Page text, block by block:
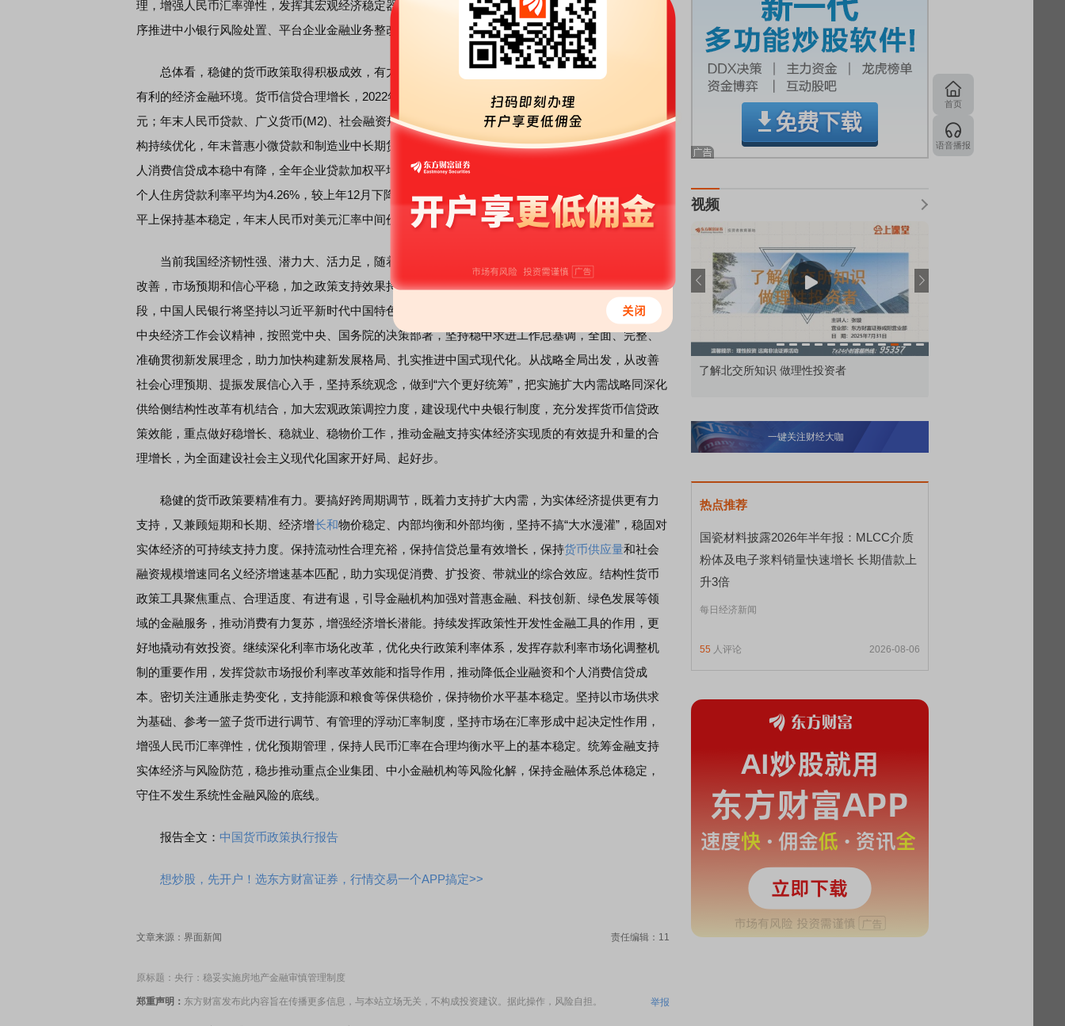
理，增强人民币汇率弹性，发挥其宏观经济稳定器功能。
防范化解金融风险取得新成果。稳妥有
序推进中小银行风险处置、平台企业金融业务整改等工作，金融稳定保障体系不断健全。
总体看，稳健的货币政策取得积极成效，有力支持经济回稳向好，为党的二十大胜利召开创造了
有利的经济金融环境。货币信贷合理增长，2022年新增人民币贷款21.31万亿元，同比多增1.36万亿
元；年末人民币贷款、广义货币(M2)、社会融资规模存量同比分别增长11.1%、11.8%和9.6%。信贷结
构持续优化，年末普惠小微贷款和制造业中长期贷款余额同比分别增长23.8%和36.7%。企业融资和个
人消费信贷成本稳中有降，全年企业贷款加权平均利率为4.17%，同比下降0.34个百分点，12月新发放
个人住房贷款利率平均为4.26%，较上年12月下降1.37个百分点。人民币汇率双向浮动，在合理均衡水
平上保持基本稳定，年末人民币对美元汇率中间价为6.9646元。
当前我国经济韧性强、潜力大、活力足，随着疫情防控进入新的阶段，消费环境、消费秩序逐步
改善，市场预期和信心平稳，加之政策支持效果持续显现，2023年经济运行有望总体回升。下一阶
段，中国人民银行将坚持以习近平新时代中国特色社会主义思想为指导，深入学习贯彻党的二十大和
中央经济工作会议精神，按照党中央、国务院的决策部署，坚持稳中求进工作总基调，全面、完整、
准确贯彻新发展理念，助力加快构建新发展格局、扎实推进中国式现代化。从战略全局出发，从改善
社会心理预期、提振发展信心入手，坚持系统观念，做到“六个更好统筹”，把实施扩大内需战略同深化
供给侧结构性改革有机结合，加大宏观政策调控力度，建设现代中央银行制度，充分发挥货币信贷政
策效能，重点做好稳增长、稳就业、稳物价工作，推动金融支持实体经济实现质的有效提升和量的合
理增长，为全面建设社会主义现代化国家开好局、起好步。
稳健的货币政策要精准有力。要搞好跨周期调节，既着力支持扩大内需，为实体经济提供更有力
支持，又兼顾短期和长期、经济增长和物价稳定、内部均衡和外部均衡，坚持不搞“大水漫灌”，稳固对
实体经济的可持续支持力度。保持流动性合理充裕，保持信贷总量有效增长，保持货币供应量和社会
融资规模增速同名义经济增速基本匹配，助力实现促消费、扩投资、带就业的综合效应。结构性货币
政策工具聚焦重点、合理适度、有进有退，引导金融机构加强对普惠金融、科技创新、绿色发展等领
域的金融服务，推动消费有力复苏，增强经济增长潜能。持续发挥政策性开发性金融工具的作用，更
好地撬动有效投资。继续深化利率市场化改革，优化央行政策利率体系，发挥存款利率市场化调整机
制的重要作用，发挥贷款市场报价利率改革效能和指导作用，推动降低企业融资和个人消费信贷成
本。密切关注通胀走势变化，支持能源和粮食等保供稳价，保持物价水平基本稳定。坚持以市场供求
为基础、参考一篮子货币进行调节、有管理的浮动汇率制度，坚持市场在汇率形成中起决定性作用，
增强人民币汇率弹性，优化预期管理，保持人民币汇率在合理均衡水平上的基本稳定。统筹金融支持
实体经济与风险防范，稳步推动重点企业集团、中小金融机构等风险化解，保持金融体系总体稳定，
守住不发生系统性金融风险的底线。
报告全文： 中国货币政策执行报告
想炒股，先开户！选东方财富证券，行情交易一个APP搞定>>
文章来源：界面新闻 责任编辑：11
原标题：央行：稳妥实施房地产金融审慎管理制度
郑重声明： 东方财富发布此内容旨在传播更多信息，与本站立场无关，不构成投资建议。据此操作，风险自担。 举报
视频
连线｜东方财富证券陈果：A股再平衡的
市价委托那么多种，究竟怎么用？
一键关注财经大咖
热点推荐
国瓷材料披露2026年半年报：MLCC介质
粉体及电子浆料销量快速增长 长期借款上
升3倍
每日经济新闻
55 人评论 2026-08-06
首页
语音播报